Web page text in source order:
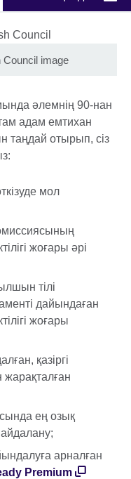
Council image
әлемнің 90-нан
адам емтихан
таңдай отырып, сіз
мол
жоғары әрі
тілі
дайындаған
жоғары
қазіргі
жарақталған
ең озық
арналған
Premium